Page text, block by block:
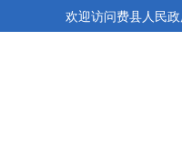
欢迎访问费县人民政